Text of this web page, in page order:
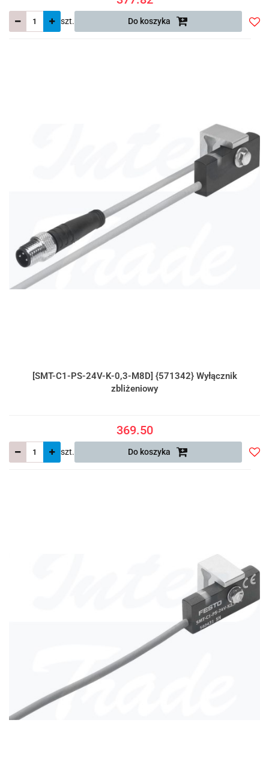
szt. Do koszyka
[SMT-C1-PS-24V-K-0,3-M8D] {571342} Wyłącznik
zbliżeniowy
369.50
szt. Do koszyka